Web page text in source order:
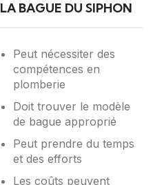
LA BAGUE DU SIPHON
Peut nécessiter des
compétences en
plomberie
Doit trouver le modèle
de bague approprié
Peut prendre du temps
et des efforts
Les coûts peuvent